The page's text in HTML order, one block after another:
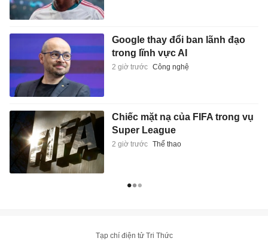
Google thay đổi ban lãnh đạo
trong lĩnh vực AI
2 giờ trước Công nghệ
Chiếc mặt nạ của FIFA trong vụ
Super League
2 giờ trước Thể thao
Tạp chí điện tử Tri Thức